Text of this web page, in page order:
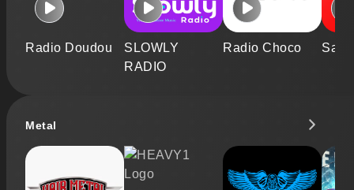
Radio Doudou
SLOWLY
RADIO
Radio Choco
Metal